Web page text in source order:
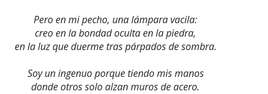
Pero en mi pecho, una lámpara vacila:
creo en la bondad oculta en la piedra,
en la luz que duerme tras párpados de sombra.
Soy un ingenuo porque tiendo mis manos
donde otros solo alzan muros de acero.